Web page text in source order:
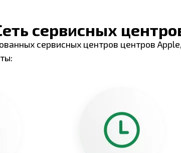
сервисных
сервисных центров центров